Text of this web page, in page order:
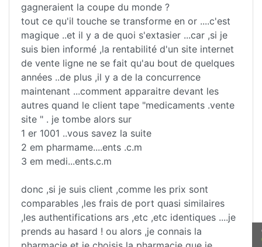
gagneraient la coupe du monde ?
tout ce qu'il touche se transforme en or ....c'est
magique ..et il y a de quoi s'extasier ...car ,si je
suis bien informé ,la rentabilité d'un site internet
de vente ligne ne se fait qu'au bout de quelques
années ..de plus ,il y a de la concurrence
maintenant ...comment apparaitre devant les
autres quand le client tape "medicaments .vente
site " . je tombe alors sur
1 er 1001 ..vous savez la suite
2 em pharmame....ents .c.m
3 em medi...ents.c.m
donc ,si je suis client ,comme les prix sont
comparables ,les frais de port quasi similaires
,les authentifications ars ,etc ,etc identiques ....je
prends au hasard ! ou alors ,je connais la